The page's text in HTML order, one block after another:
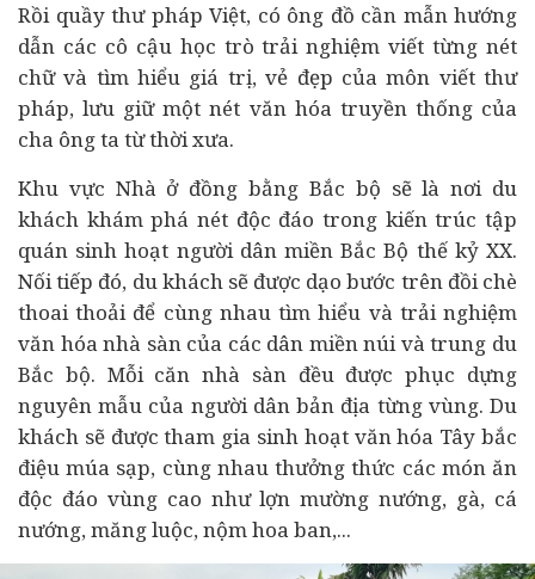
Rồi quầy thư pháp Việt, có ông đồ cần mẫn hướng
dẫn các cô cậu học trò trải nghiệm viết từng nét
chữ và tìm hiểu giá trị, vẻ đẹp của môn viết thư
pháp, lưu giữ một nét văn hóa truyền thống của
cha ông ta từ thời xưa.
Khu vực Nhà ở đồng bằng Bắc bộ sẽ là nơi du
khách khám phá nét độc đáo trong kiến trúc tập
quán sinh hoạt người dân miền Bắc Bộ thế kỷ XX.
Nối tiếp đó, du khách sẽ được dạo bước trên đồi chè
thoai thoải để cùng nhau tìm hiểu và trải nghiệm
văn hóa nhà sàn của các dân miền núi và trung du
Bắc bộ. Mỗi căn nhà sàn đều được phục dựng
nguyên mẫu của người dân bản địa từng vùng. Du
khách sẽ được tham gia sinh hoạt văn hóa Tây bắc
điệu múa sạp, cùng nhau thưởng thức các món ăn
độc đáo vùng cao như lợn mường nướng, gà, cá
nướng, măng luộc, nộm hoa ban,...